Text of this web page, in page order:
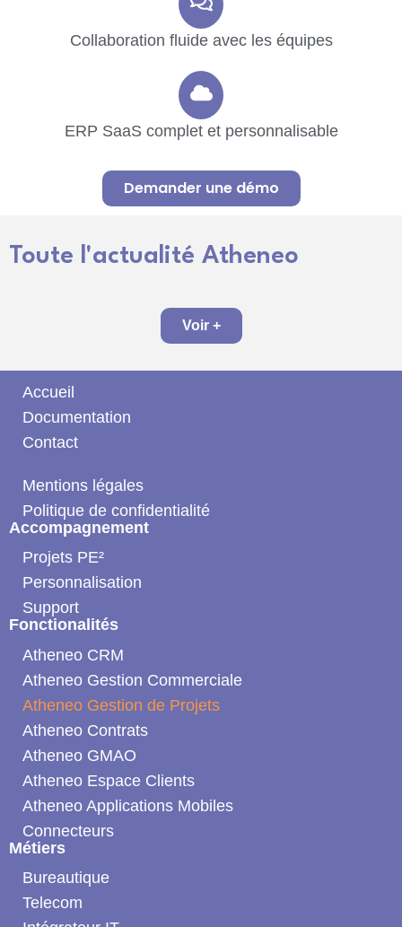
Collaboration fluide avec les équipes
ERP SaaS complet et personnalisable
Demander une démo
Toute l'actualité Atheneo
Voir +
Accueil
Documentation
Contact
Mentions légales
Politique de confidentialité
Accompagnement
Projets PE²
Personnalisation
Support
Fonctionalités
Atheneo CRM
Atheneo Gestion Commerciale
Atheneo Gestion de Projets
Atheneo Contrats
Atheneo GMAO
Atheneo Espace Clients
Atheneo Applications Mobiles
Connecteurs
Métiers
Bureautique
Telecom